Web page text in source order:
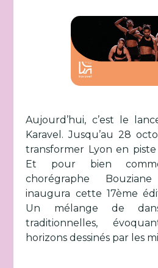
Aujourd’hui, c’est le
Karavel. Jusqu’au 28
transformer Lyon en
Et pour bien
chorégraphe
inaugura cette 17ème
Un mélange de
traditionnelles,
horizons dessinés par les